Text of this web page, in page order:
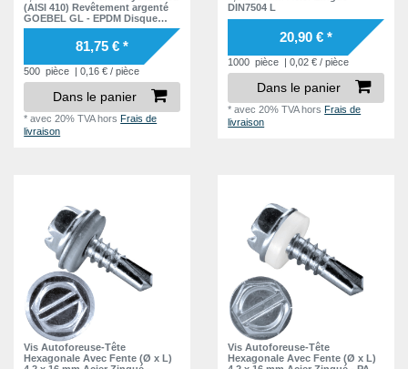
(AISI 410) Revêtement argenté
GOEBEL GL - EPDM Disque
DIN7504 L
81,75 € *
500 pièce | 0,16 € / pièce
Dans le panier
*avec 20% TVAhorsFrais de
livraison
DIN7504 L
20,90 € *
1000 pièce | 0,02 € / pièce
Dans le panier
*avec 20% TVAhorsFrais de
livraison
Vis Autoforeuse-Tête
Hexagonale Avec Fente (Ø x L)
Vis Autoforeuse-Tête
Hexagonale Avec Fente (Ø x L)